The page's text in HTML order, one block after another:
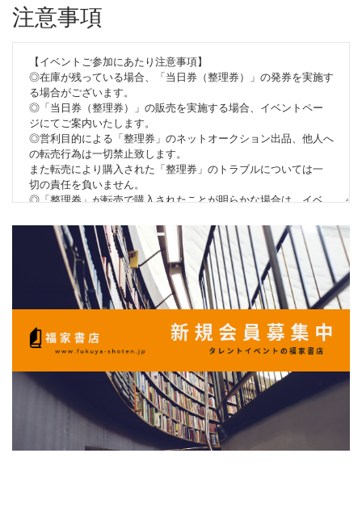
注意事項